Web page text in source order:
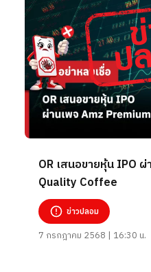
OR เสนอขายหุ้น IPO
Quality Coffee
ข่าวปลอม
7 กรกฎาคม 2568 | 16:30 น.